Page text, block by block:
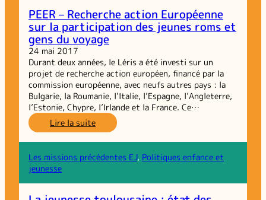
jeunes :
pratiques
numériques,
lieux
innovants
et
médias
de
jeunes
PEER – Recherche action Européenne
sur la participation des jeunes roms et
gens du voyage
24 mai 2017
Durant deux années, le Léris a été investi sur un
projet de recherche action européen, financé par la
commission européenne, avec neufs autres pays : la
Bulgarie, la Roumanie, l’Italie, l’Espagne, l’Angleterre,
l’Estonie, Chypre, l’Irlande et la France. Ce…
Lire la suite:
PEER
–
Recherche
Les missions précédentes EJ, Politiques enfance et
jeunesse